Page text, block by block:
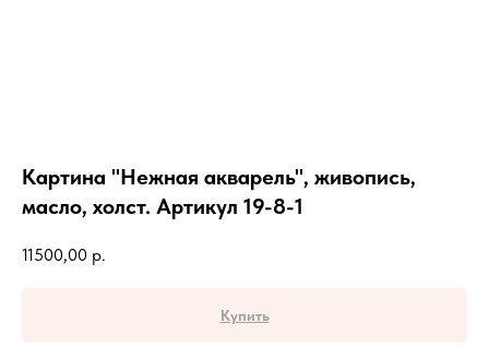
Картина "Нежная акварель", живопись,
масло, холст. Артикул 19-8-1
11500,00 р.
Купить